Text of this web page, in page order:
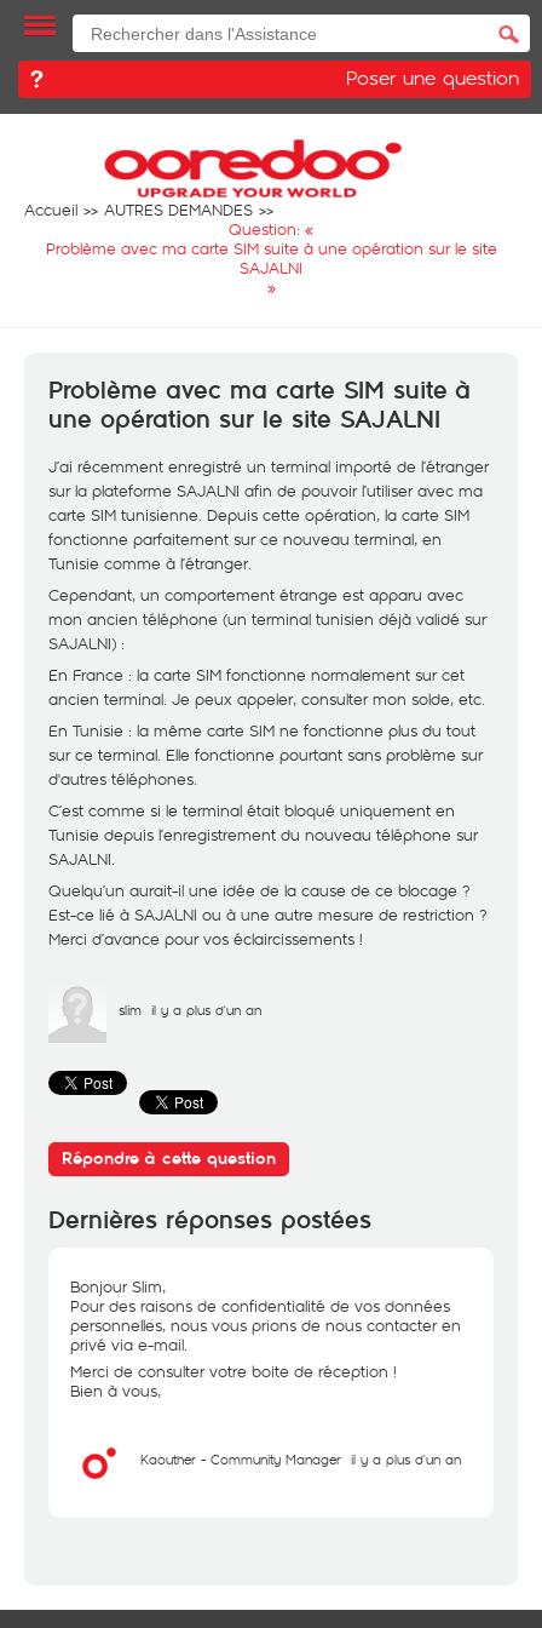
Poser une question
Accueil
AUTRES DEMANDES
Question: «
Problème avec ma carte SIM suite à une opération sur le site
SAJALNI
»
Problème avec ma carte SIM suite à
une opération sur le site SAJALNI
J’ai récemment enregistré un terminal importé de l’étranger
sur la plateforme SAJALNI afin de pouvoir l’utiliser avec ma
carte SIM tunisienne. Depuis cette opération, la carte SIM
fonctionne parfaitement sur ce nouveau terminal, en
Tunisie comme à l’étranger.
Cependant, un comportement étrange est apparu avec
mon ancien téléphone (un terminal tunisien déjà validé sur
SAJALNI) :
En France : la carte SIM fonctionne normalement sur cet
ancien terminal. Je peux appeler, consulter mon solde, etc.
En Tunisie : la même carte SIM ne fonctionne plus du tout
sur ce terminal. Elle fonctionne pourtant sans problème sur
d'autres téléphones.
C’est comme si le terminal était bloqué uniquement en
Tunisie depuis l’enregistrement du nouveau téléphone sur
SAJALNI.
Quelqu’un aurait-il une idée de la cause de ce blocage ?
Est-ce lié à SAJALNI ou à une autre mesure de restriction ?
Merci d’avance pour vos éclaircissements !
slim il y a plus d'un an
Répondre à cette question
Dernières réponses postées
Bonjour Slim,
Pour des raisons de confidentialité de vos données
personnelles, nous vous prions de nous contacter en
privé via e-mail.
Merci de consulter votre boite de réception !
Bien à vous,
Kaouther - Community Manager il y a plus d'un an